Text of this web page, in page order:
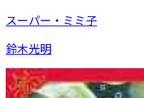
スーパー・ミミ子
鈴木光明